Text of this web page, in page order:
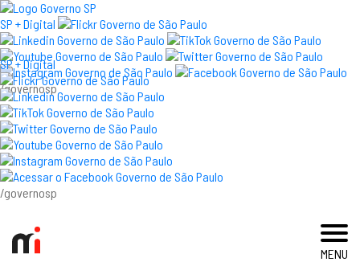
SP + Digital
/governosp
SP + Digital
/governosp
MENU
×
visite
exposições e eventos
acervo e pesquisa